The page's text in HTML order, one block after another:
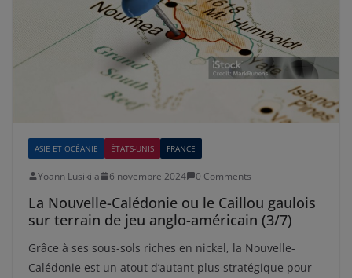
ASIE ET OCÉANIE ÉTATS-UNIS FRANCE
Yoann Lusikila 6 novembre 2024 0 Comments
La Nouvelle-Calédonie ou le Caillou gaulois
sur terrain de jeu anglo-américain (3/7)
Grâce à ses sous-sols riches en nickel, la Nouvelle-
Calédonie est un atout d’autant plus stratégique pour